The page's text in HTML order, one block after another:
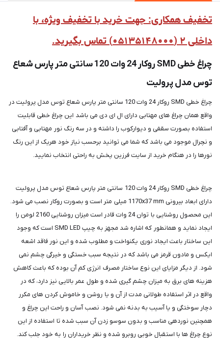
تخفیف همکاری: جهت خرید با تخفیف ویژه، با
داخلی ۲ (۰۵۱۳۵۱۴۸۰۰۰) تماس بگیرید.
چراغ خطی SMD روکار 24 وات 120 سانتی متر پارس شعاع
توس مدل پرولیت
چراغ خطی SMD روکار 24 وات 120 سانتی متر پارس شعاع توس مدل پرولیت در
واقع همان چراغ های مهتابی دارای ال ای دی می باشد این چراغ خطی قابلیت
استفاده بصورت سقفی و دیوارکوب را داشته و در سه رنگ نور مهتابی و آفتابی
و نچرال موجود می باشد که شما می توانید برحسب نیاز خود هریک از این رنگ
نورها را در هنگام خرید از سایت فرزین پخش به راحتی انتخاب نمایید.
چراغ خطی SMD روکار 24 وات 120 سانتی متر پارس شعاع توس مدل پرولیت
دارای ابعاد بیرونی 1170x37 mm میلی متر است و بصورت روکار نصب می شود.
این محصول روشنایی با توان 24 وات قادر است میزان روشنایی 2160 لومن را
ایجاد نماید و همانطور که اشاره شد مجهز به چیپ SMD LED است که وجود
این ساختار باعث ایجاد نوری یکنواخت و مطلوب شده و این نور فاقد اشعه
ایکس و مادون قرمز می باشد که در نتیجه سبب خستگی و خیرگی چشم نمی
شود. از دیگر مزایای این نوع ساختار مصرف انرژی کم آن بوده که باعث کاهش
هزینه های برق به میزان چشم گیری شده و طول عمر بالایی نیز دارد، که در
واقع در اثر استفاده طولانی مدت از آن و یا روشن و خاموش کردن های مکرر
دچار سوختگی و یا آسیب به بدنه نمی شود. نصب آسان و راحت این چراغ و
همچنین نوردهی مناسب و بدون سوسو زدن آن سبب شده تا استفاده از این
نوع چراغ ها با استقبال خوبی روبرو شده و نظر خریداران را به خود جلب کند.